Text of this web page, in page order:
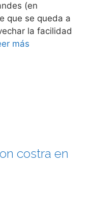
(en
que se queda a
la facilidad
más
costra en